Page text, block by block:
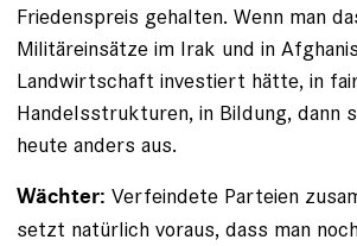
Friedenspreis gehalten. Wenn man
Militäreinsätze im Irak und in
Landwirtschaft investiert hätte, in
Handelsstrukturen, in Bildung, dann
heute anders aus.
Wächter: Verfeindete Parteien
setzt natürlich voraus, dass man